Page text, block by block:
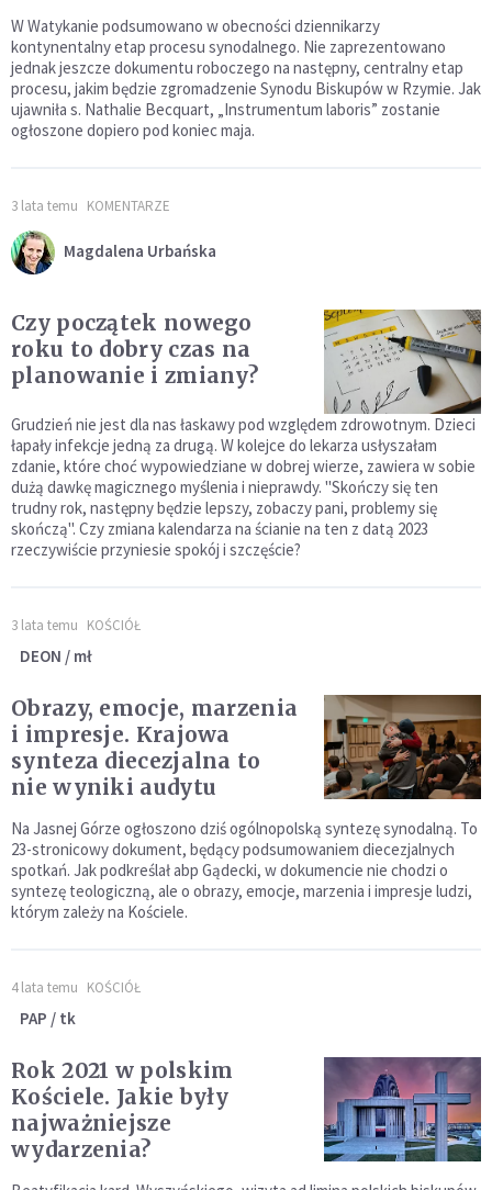
​W Watykanie podsumowano w obecności dziennikarzy
kontynentalny etap procesu synodalnego. Nie zaprezentowano
jednak jeszcze dokumentu roboczego na następny, centralny etap
procesu, jakim będzie zgromadzenie Synodu Biskupów w Rzymie. Jak
ujawniła s. Nathalie Becquart, „Instrumentum laboris” zostanie
ogłoszone dopiero pod koniec maja.
3 lata temu KOMENTARZE
Magdalena Urbańska
Czy początek nowego
roku to dobry czas na
planowanie i zmiany?
Grudzień nie jest dla nas łaskawy pod względem zdrowotnym. Dzieci
łapały infekcje jedną za drugą. W kolejce do lekarza usłyszałam
zdanie, które choć wypowiedziane w dobrej wierze, zawiera w sobie
dużą dawkę magicznego myślenia i nieprawdy. "Skończy się ten
trudny rok, następny będzie lepszy, zobaczy pani, problemy się
skończą". Czy zmiana kalendarza na ścianie na ten z datą 2023
rzeczywiście przyniesie spokój i szczęście?
3 lata temu KOŚCIÓŁ
DEON / mł
Obrazy, emocje, marzenia
i impresje. Krajowa
synteza diecezjalna to
nie wyniki audytu
Na Jasnej Górze ogłoszono dziś ogólnopolską syntezę synodalną. To
23-stronicowy dokument, będący podsumowaniem diecezjalnych
spotkań. Jak podkreślał abp Gądecki, w dokumencie nie chodzi o
syntezę teologiczną, ale o obrazy, emocje, marzenia i impresje ludzi,
którym zależy na Kościele.
4 lata temu KOŚCIÓŁ
PAP / tk
Rok 2021 w polskim
Kościele. Jakie były
najważniejsze
wydarzenia?